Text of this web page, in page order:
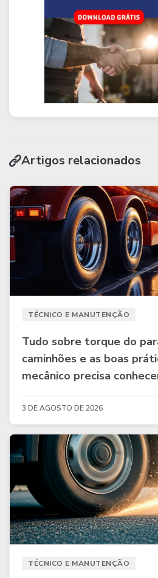
Artigos relacionados
TÉCNICO E MANUTENÇÃO
Tudo sobre torque do
caminhões e as boas
mecânico precisa
3 DE AGOSTO DE 2026
TÉCNICO E MANUTENÇÃO